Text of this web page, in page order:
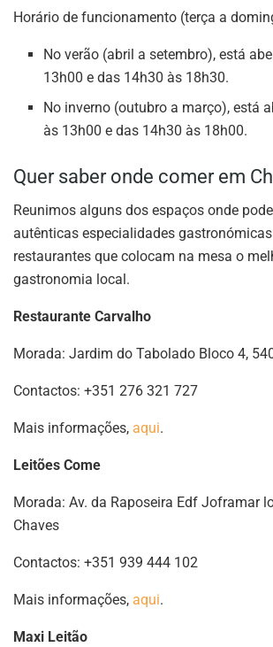
Horário de funcionamento (terça a
No verão (abril a setembro), está
13h00 e das 14h30 às 18h30.
No inverno (outubro a março), está
às 13h00 e das 14h30 às 18h00.
Quer saber onde comer em
Reunimos alguns dos espaços onde
autênticas especialidades
restaurantes que colocam na mesa o
gastronomia local.
Restaurante Carvalho
Morada: Jardim do Tabolado Bloco 4,
Contactos: +351 276 321 727
Mais informações, aqui.
Leitões Come
Morada: Av. da Raposeira Edf Joframar
Chaves
Contactos: +351 939 444 102
Mais informações, aqui.
Maxi Leitão